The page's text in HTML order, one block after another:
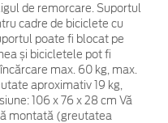
de remorcare. Suportul
cadre de biciclete cu
poate fi blocat pe
și bicicletele pot fi
max. 60 kg, max.
aproximativ 19 kg,
106 x 76 x 28 cm Vă
montată (greutatea